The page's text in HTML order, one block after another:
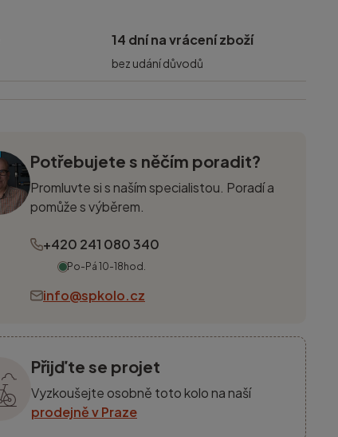
14 dní na vrácení zboží
bez udání důvodů
Potřebujete s něčím poradit?
Promluvte si s naším specialistou. Poradí a
pomůže s výběrem.
+420 241 080 340
Po-Pá 10-18hod.
info@spkolo.cz
Přijďte se projet
Vyzkoušejte osobně toto kolo na naší
prodejně v Praze